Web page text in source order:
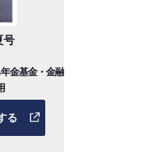
号
金基金・金融
る